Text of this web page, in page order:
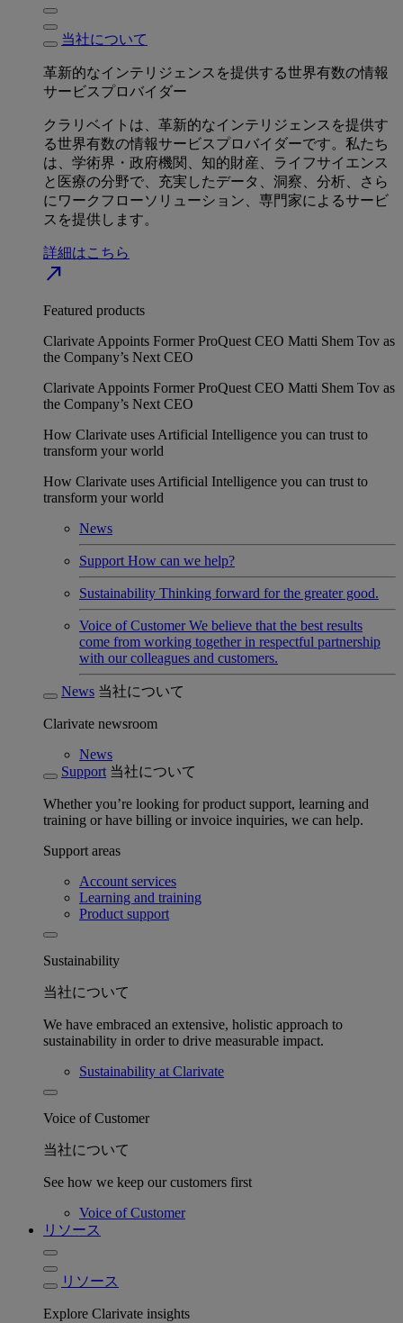
当社について
革新的なインテリジェンスを提供する世界有数の情報
サービスプロバイダー
クラリベイトは、革新的なインテリジェンスを提供す
る世界有数の情報サービスプロバイダーです。私たち
は、学術界・政府機関、知的財産、ライフサイエンス
と医療の分野で、充実したデータ、洞察、分析、さら
にワークフローソリューション、専門家によるサービ
スを提供します。
詳細はこちら
north_east
Featured products
Clarivate Appoints Former ProQuest CEO Matti Shem Tov as
the Company’s Next CEO
Clarivate Appoints Former ProQuest CEO Matti Shem Tov as
the Company’s Next CEO
How Clarivate uses Artificial Intelligence you can trust to
transform your world
How Clarivate uses Artificial Intelligence you can trust to
transform your world
News
Support How can we help?
Sustainability Thinking forward for the greater good.
Voice of Customer We believe that the best results
come from working together in respectful partnership
with our colleagues and customers.
News 当社について
Clarivate newsroom
News
Support 当社について
Whether you’re looking for product support, learning and
training or have billing or invoice inquiries, we can help.
Support areas
Account services
Learning and training
Product support
Sustainability
当社について
We have embraced an extensive, holistic approach to
sustainability in order to drive measurable impact.
Sustainability at Clarivate
Voice of Customer
当社について
See how we keep our customers first
Voice of Customer
リソース
リソース
Explore Clarivate insights